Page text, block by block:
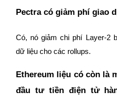
Pectra có giảm phí giao
Có, nó giảm chi phí Layer-2
dữ liệu cho các rollups.
Ethereum liệu có còn là
đầu tư tiền điện tử